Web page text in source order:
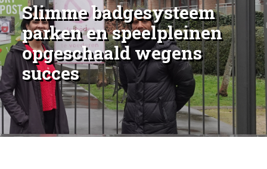
Slimme badgesysteem
parken en speelpleinen
opgeschaald wegens
succes